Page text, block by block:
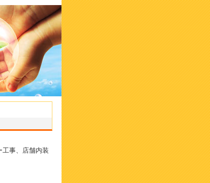
事、店舗内装